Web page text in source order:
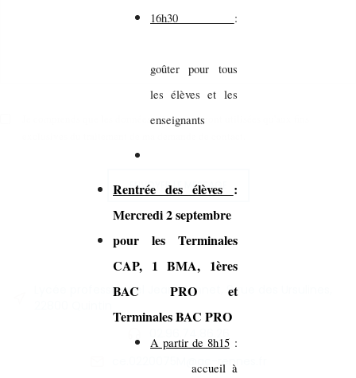
16h30 :
goûter pour tous
les élèves et les
enseignants
Rentrée des élèves :
Mercredi 2 septembre
pour les Terminales
CAP, 1 BMA, 1ères
BAC PRO et
Terminales BAC PRO
A partir de 8h15:
accueil à
Je comprends que les données saisies ne seront utilisées qu'aux fins
ENVOYER LE MESSAGE
Lycée professionnel Jean Monnet, 9 rue des Ursulines,
ce.0220075M@ac-rennes.fr